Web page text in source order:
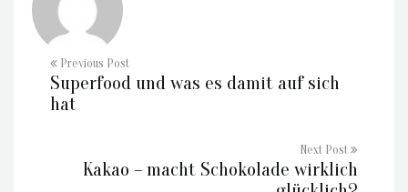
Previous Post
Superfood und was es damit auf sich
hat
Next Post
Kakao – macht Schokolade wirklich